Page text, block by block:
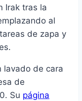
Irak tras la
al
de zapa y
lavado de cara
de
Su página